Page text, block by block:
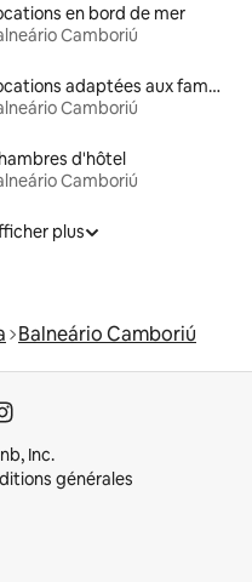
en bord de mer
Camboriú
Locations adaptées aux familles
Camboriú
d'hôtel
Camboriú
plus
Balneário Camboriú
Inc.
générales